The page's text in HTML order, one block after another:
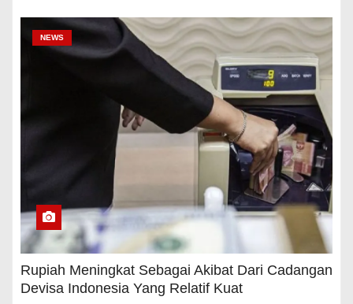
NEWS
Rupiah Meningkat Sebagai Akibat Dari Cadangan
Devisa Indonesia Yang Relatif Kuat